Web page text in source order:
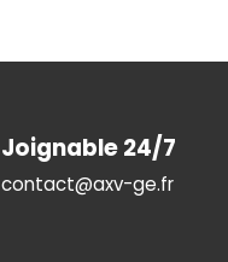
Joignable 24/7
contact@axv-ge.fr